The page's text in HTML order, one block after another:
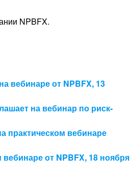
NPBFX.
вебинаре от NPBFX, 13
на вебинар по риск-
практическом вебинаре
от NPBFX, 18 ноября